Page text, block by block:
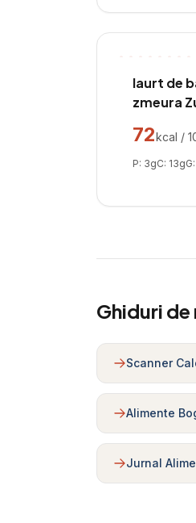
Iaurt de
zmeura
72kcal /
P: 3gC: 13gG:
Ghiduri
Scanner
Alimente
Jurnal